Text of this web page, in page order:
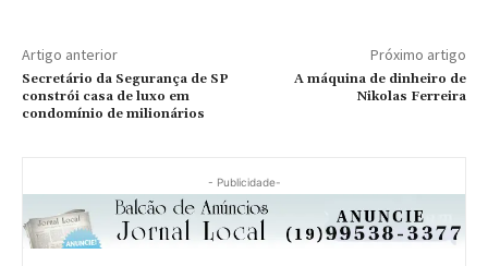
Artigo anterior
Secretário da Segurança de SP
constrói casa de luxo em
condomínio de milionários
Próximo artigo
A máquina de dinheiro de
Nikolas Ferreira
- Publicidade-